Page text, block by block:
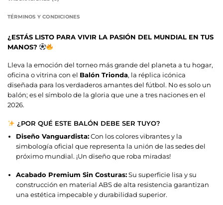
TÉRMINOS Y CONDICIONES
¿ESTÁS LISTO PARA VIVIR LA PASIÓN DEL MUNDIAL EN TUS
MANOS?
Lleva la emoción del torneo más grande del planeta a tu hogar,
oficina o vitrina con el Balón Trionda, la réplica icónica
diseñada para los verdaderos amantes del fútbol. No es solo un
balón; es el símbolo de la gloria que une a tres naciones en el
2026.
¿POR QUÉ ESTE BALÓN DEBE SER TUYO?
Diseño Vanguardista:Con los colores vibrantes y la
simbología oficial que representa la unión de las sedes del
próximo mundial. ¡Un diseño que roba miradas!
Acabado Premium Sin Costuras:Su superficie lisa y su
construcción en material ABS de alta resistencia garantizan
una estética impecable y durabilidad superior.